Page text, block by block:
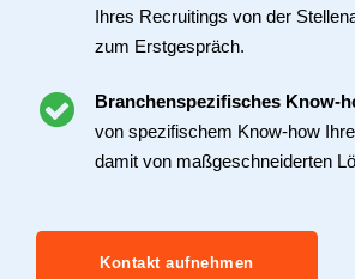
Ihres Recruitings von der
zum Erstgespräch.
Branchenspezifisches Know-
von spezifischem Know-how
damit von maßgeschneiderten
Kontakt aufnehmen